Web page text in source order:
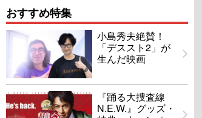
おすすめ特集
小島秀夫絶賛！
「デススト2」が
生んだ映画
『踊る大捜査線
N.E.W.』グッズ・